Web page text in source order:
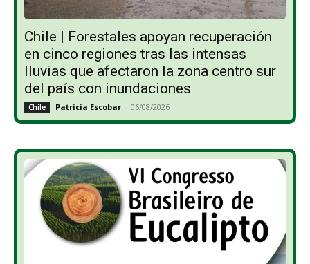
Chile | Forestales apoyan recuperación
en cinco regiones tras las intensas
lluvias que afectaron la zona centro sur
del país con inundaciones
Chile Patricia Escobar - 06/08/2026